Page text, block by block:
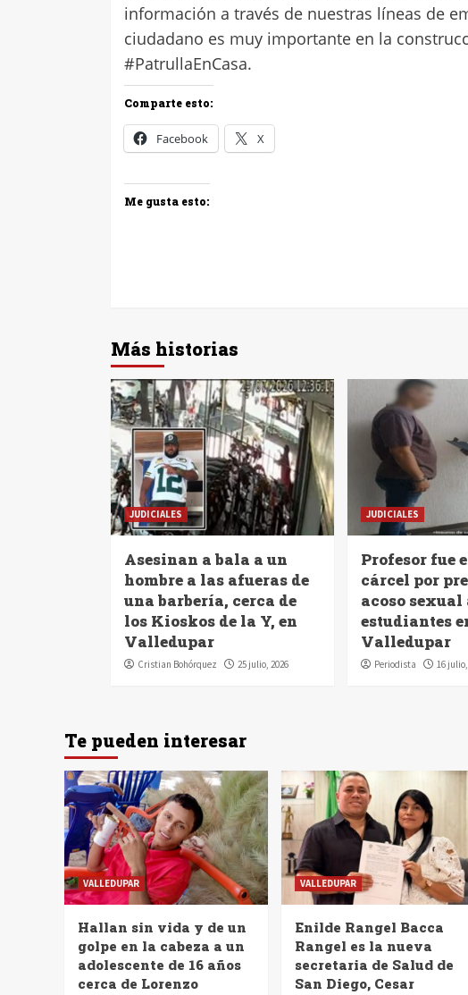
información a través de nuestras líneas de
ciudadano es muy importante en la
#PatrullaEnCasa.
Comparte esto:
Facebook X
Me gusta esto:
Más historias
JUDICIALES
Asesinan a bala a un
hombre a las afueras de
una barbería, cerca de
los Kioskos de la Y, en
Valledupar
Cristian Bohórquez 25 julio, 2026
JUDICIALES
Profesor fue
cárcel por
acoso sexual
estudiantes
Valledupar
Periodista 16
Te pueden interesar
VALLEDUPAR
Hallan sin vida y de un
golpe en la cabeza a un
adolescente de 16 años
cerca de Lorenzo
VALLEDUPAR
Enilde Rangel Bacca
Rangel es la nueva
secretaria de Salud de
San Diego, Cesar